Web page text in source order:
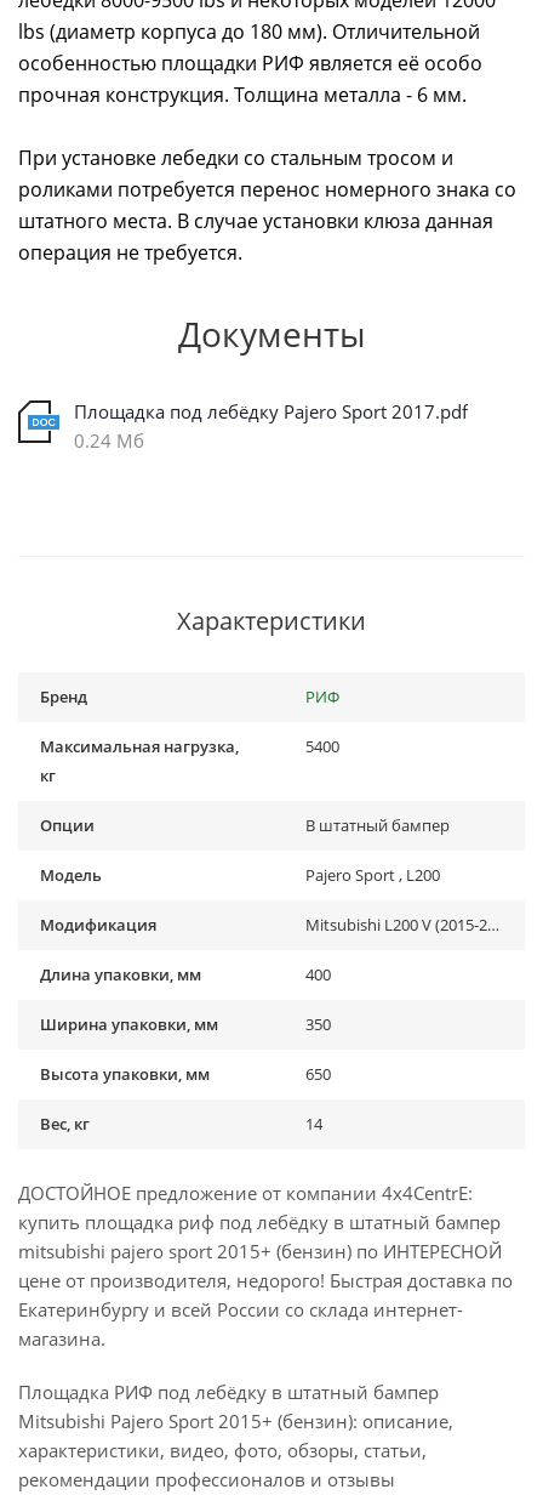
lbs (диаметр корпуса до 180 мм). Отличительной
особенностью площадки РИФ является её особо
прочная конструкция. Толщина металла - 6 мм.
При установке лебедки со стальным тросом и
роликами потребуется перенос номерного знака со
штатного места. В случае установки клюза данная
операция не требуется.
Документы
Площадка под лебёдку Pajero Sport 2017.pdf
0.24 Мб
Характеристики
Бренд РИФ
Максимальная нагрузка,
кг
5400
Опции В штатный бампер
Модель Pajero Sport , L200
Модификация Mitsubishi L200 V (2015-2019), Mitsubishi Pajero Sport III (2015-...)
Длина упаковки, мм 400
Ширина упаковки, мм 350
Высота упаковки, мм 650
Вес, кг 14
ДОСТОЙНОЕ предложение от компании 4x4CentrE:
купить площадка риф под лебёдку в штатный бампер
mitsubishi pajero sport 2015+ (бензин) по ИНТЕРЕСНОЙ
цене от производителя, недорого! Быстрая доставка по
Екатеринбургу и всей России со склада интернет-
магазина.
Площадка РИФ под лебёдку в штатный бампер
Mitsubishi Pajero Sport 2015+ (бензин): описание,
характеристики, видео, фото, обзоры, статьи,
рекомендации профессионалов и отзывы